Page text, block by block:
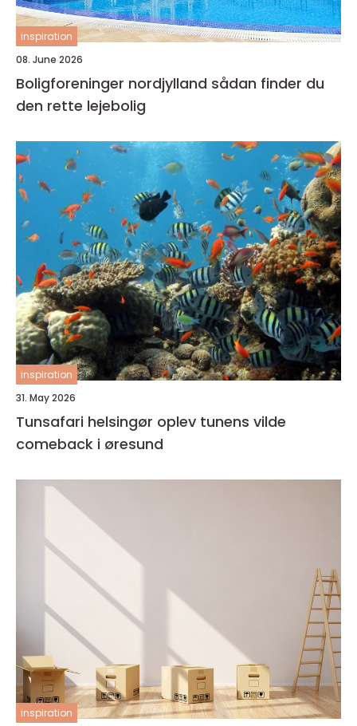
inspiration
08. June 2026
Boligforeninger nordjylland sådan finder du
den rette lejebolig
inspiration
31. May 2026
Tunsafari helsingør oplev tunens vilde
comeback i øresund
inspiration